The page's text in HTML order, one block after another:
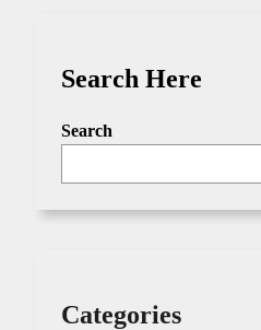
Search Here
Search
Categories